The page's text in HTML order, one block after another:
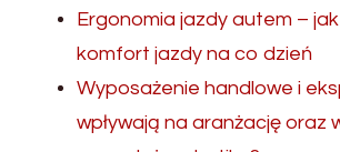
Ergonomia jazdy autem –
komfort jazdy na co dzień
Wyposażenie handlowe i
wpływają na aranżację oraz